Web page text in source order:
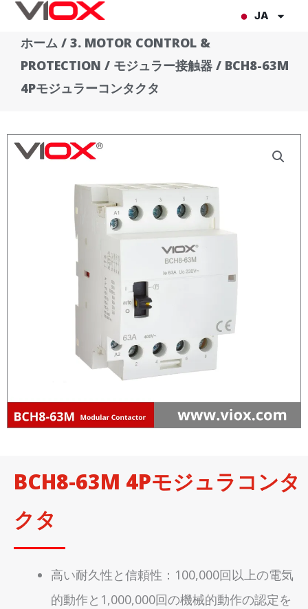
JA
ホーム / 3. MOTOR CONTROL &
PROTECTION / モジュラー接触器 / BCH8-63M
4Pモジュラーコンタクタ
BCH8-63M 4Pモジュラコンタ
クタ
高い耐久性と信頼性：100,000回以上の電気
的動作と1,000,000回の機械的動作の認定を